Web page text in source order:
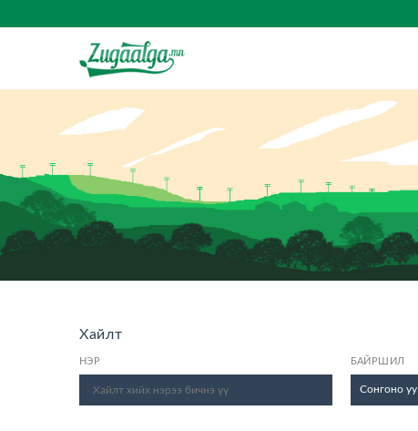
Хайлт
НЭР БАЙРШИЛ
Сонгоно уу